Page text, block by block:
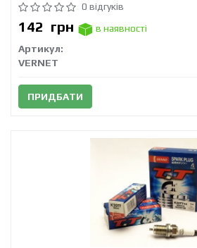
0 відгуків
142 грн
в наявності
Артикул:
VERNET
ПРИДБАТИ